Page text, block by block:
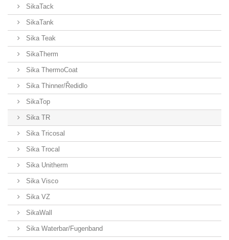
SikaTack
SikaTank
Sika Teak
SikaTherm
Sika ThermoCoat
Sika Thinner/Ředidlo
SikaTop
Sika TR
Sika Tricosal
Sika Trocal
Sika Unitherm
Sika Visco
Sika VZ
SikaWall
Sika Waterbar/Fugenband